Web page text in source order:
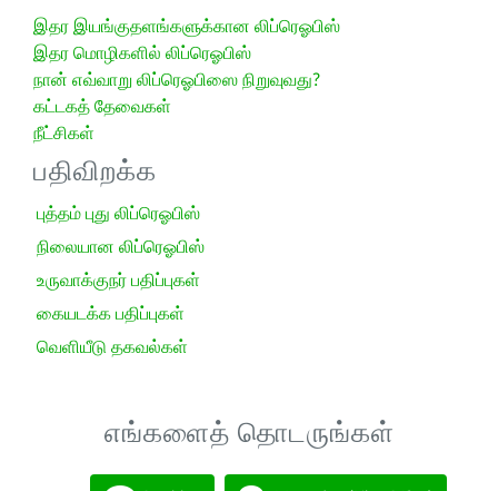
இதர இயங்குதளங்களுக்கான லிப்ரெஓபிஸ்
இதர மொழிகளில் லிப்ரெஓபிஸ்
நான் எவ்வாறு லிப்ரெஓபிஸை நிறுவுவது?
கட்டகத் தேவைகள்
நீட்சிகள்
பதிவிறக்க
புத்தம் புது லிப்ரெஓபிஸ்
நிலையான லிப்ரெஓபிஸ்
உருவாக்குநர் பதிப்புகள்
கையடக்க பதிப்புகள்
வெளியீடு தகவல்கள்
எங்களைத் தொடருங்கள்